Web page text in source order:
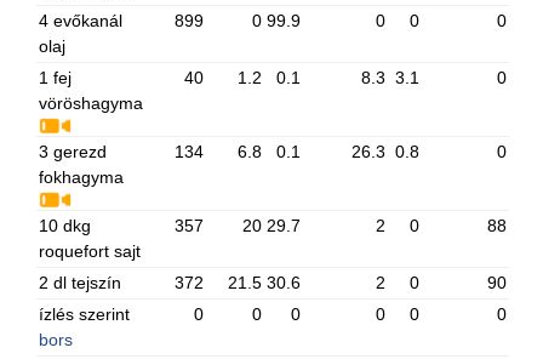
4 evőkanál
olaj
899 0 99.9 0 0 0
1 fej
vöröshagyma
40 1.2 0.1 8.3 3.1 0
3 gerezd
fokhagyma
134 6.8 0.1 26.3 0.8 0
10 dkg
roquefort sajt
357 20 29.7 2 0 88
2 dl tejszín 372 21.5 30.6 2 0
90
ízlés szerint
bors
0 0 0 0 0 0